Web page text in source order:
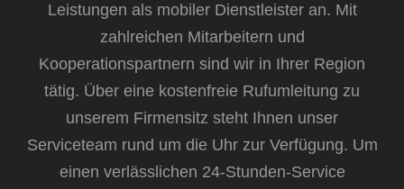
Leistungen als mobiler Dienstleister an. Mit
zahlreichen Mitarbeitern und
Kooperationspartnern sind wir in Ihrer Region
tätig. Über eine kostenfreie Rufumleitung zu
unserem Firmensitz steht Ihnen unser
Serviceteam rund um die Uhr zur Verfügung. Um
einen verlässlichen 24-Stunden-Service